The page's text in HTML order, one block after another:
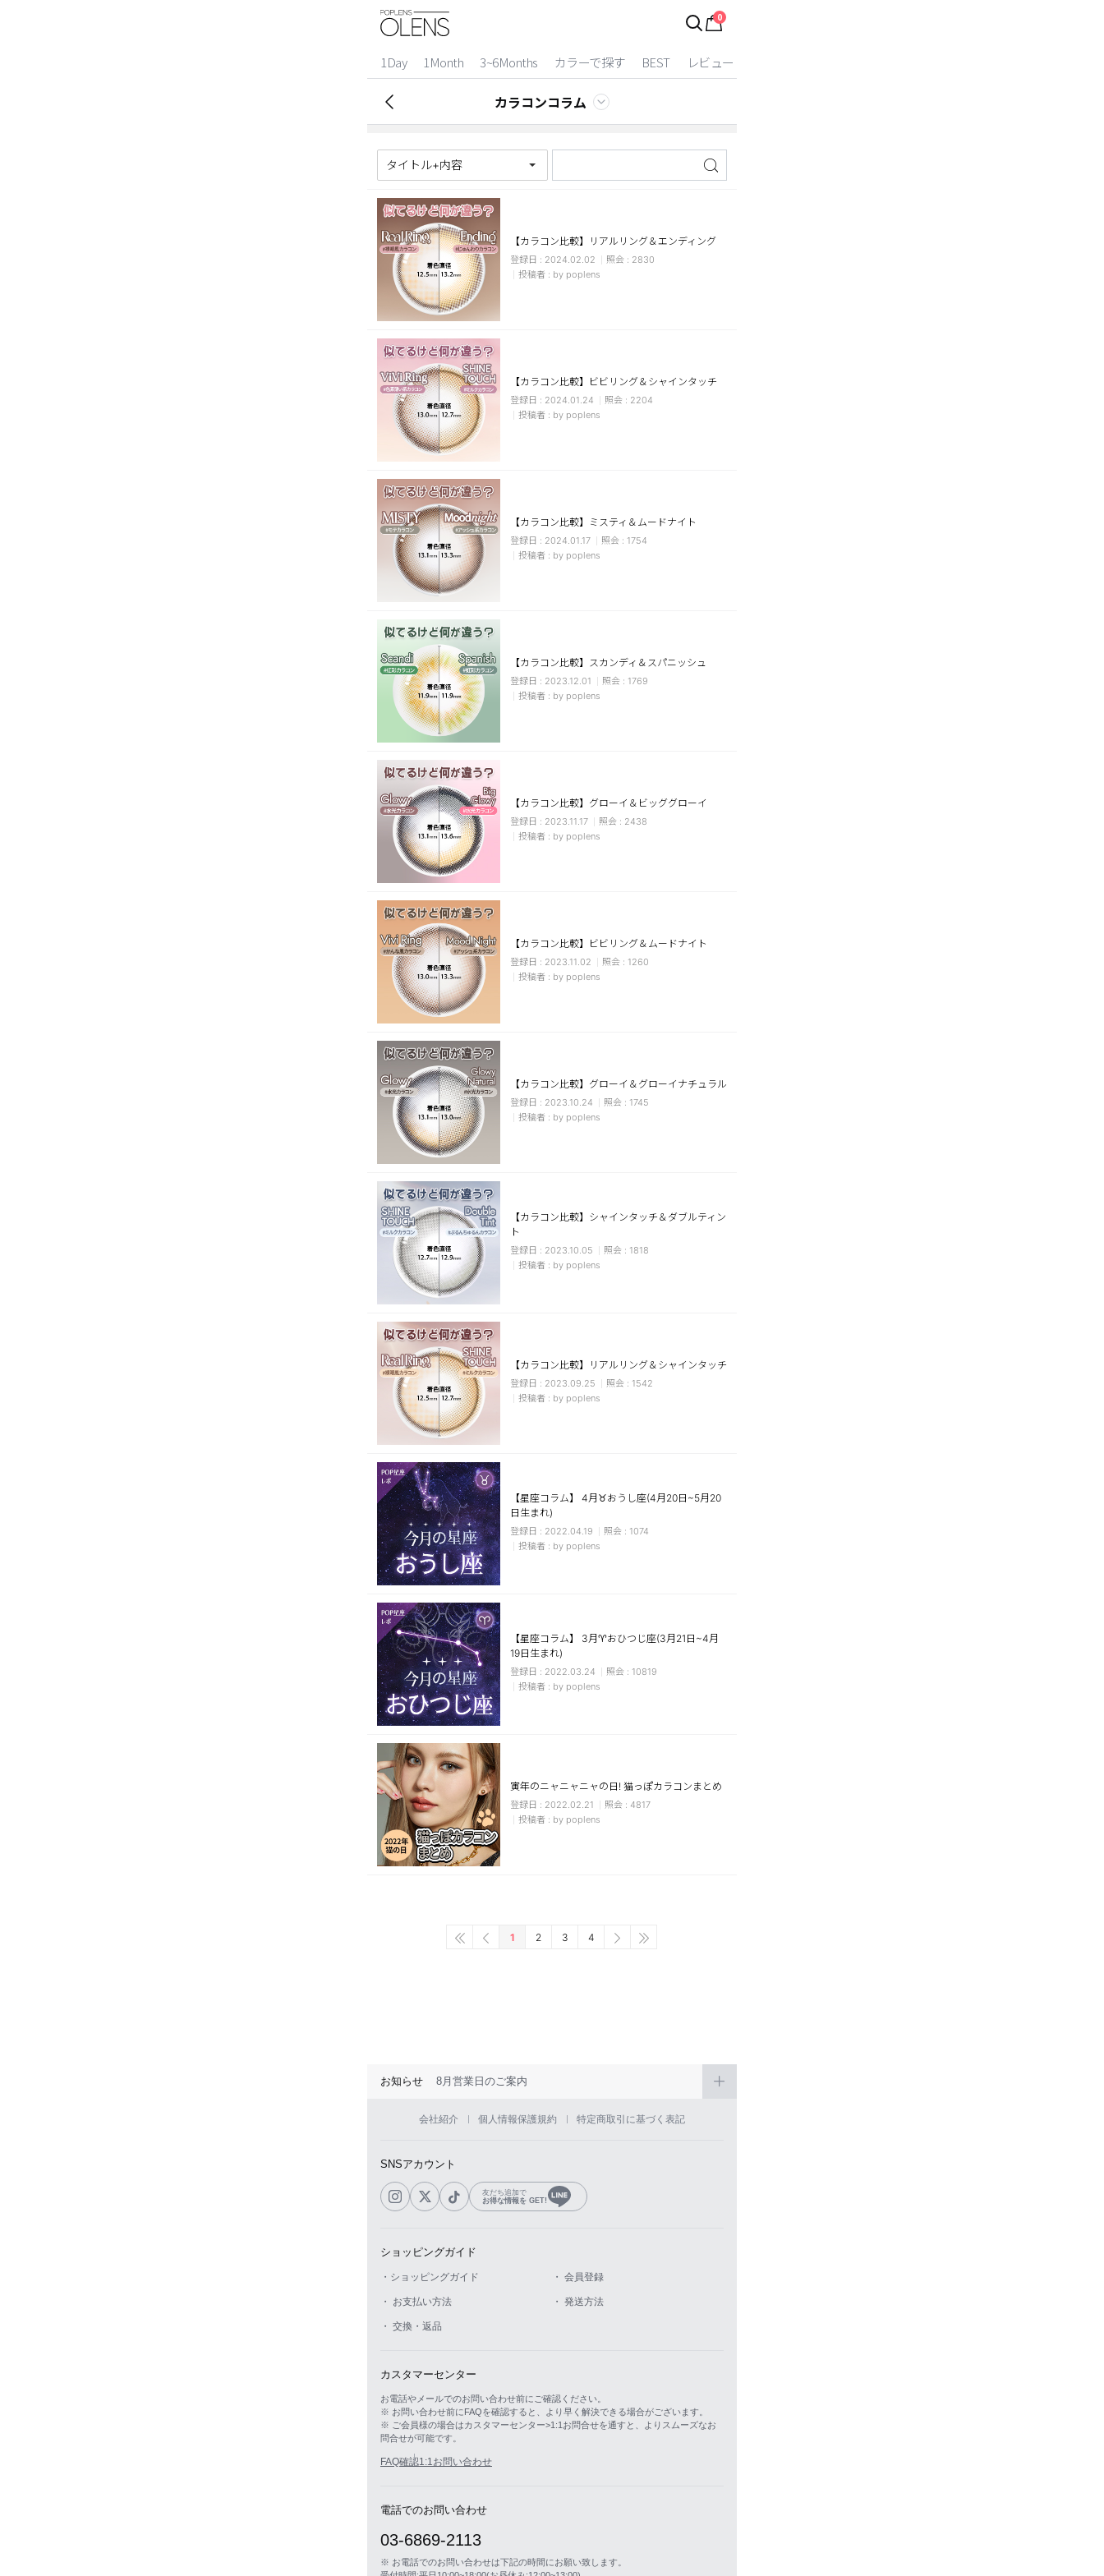
0
1Day 1Month 3~6Months カラーで探す BEST レビュー
2 Weeks
3~6 Months
チョコ
ブラック
ピンク
乱視用
カラコンコラム
タイトル+内容
【カラコン比較】リアルリング＆エンディング
2024.02.02
2830
by poplens
【カラコン比較】ビビリング＆シャインタッチ
2024.01.24
2204
by poplens
【カラコン比較】ミスティ＆ムードナイト
2024.01.17
1754
by poplens
【カラコン比較】スカンディ＆スパニッシュ
2023.12.01
1769
by poplens
【カラコン比較】グローイ＆ビッググローイ
2023.11.17
2438
by poplens
【カラコン比較】ビビリング＆ムードナイト
2023.11.02
1260
by poplens
【カラコン比較】グローイ＆グローイナチュラル
2023.10.24
1745
by poplens
【カラコン比較】シャインタッチ＆ダブルティン
ト
2023.10.05
1818
by poplens
【カラコン比較】リアルリング＆シャインタッチ
2023.09.25
1542
by poplens
【星座コラム】 4月♉おうし座(4月20日~5月20
日生まれ)
2022.04.19
1074
by poplens
【星座コラム】 3月♈おひつじ座(3月21日~4月
19日生まれ)
2022.03.24
10819
by poplens
寅年のニャニャニャの日! 猫っぽカラコンまとめ
2022.02.21
4817
by poplens
1 2 3 4
お知らせ 8月営業日のご案内
会社紹介 個人情報保護規約 特定商取引に基づく表記
SNSアカウント
友だち追加で
お得な情報を GET!
ショッピングガイド
・ショッピングガイド ・ 会員登録
・ お支払い方法 ・ 発送方法
・ 交換・返品
カスタマーセンター
お電話やメールでのお問い合わせ前にご確認ください。
※ お問い合わせ前にFAQを確認すると、より早く解決できる場合がございます。
※ ご会員様の場合はカスタマーセンター>1:1お問合せを通すと、よりスムーズなお
問合せが可能です。
FAQ確認1:1お問い合わせ
電話でのお問い合わせ
03-6869-2113
※ お電話でのお問い合わせは下記の時間にお願い致します。